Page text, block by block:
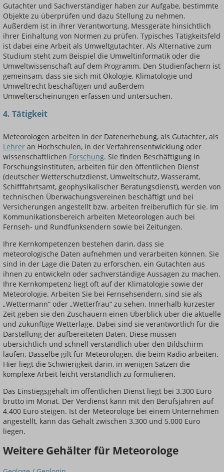
Gutachter und Sachverständiger haben zur Aufgabe, bestimmte
Objekte zu überprüfen und dazu Stellung zu nehmen.
Außerdem ist in ihrer Verantwortung, Messgeräte hinsichtlich
ihrer Einhaltung von Normen zu prüfen. Typisches Tätigkeitsfeld
ist dabei eine Arbeit als Umweltgutachter. Als Alternative zum
Studium steht zum Beispiel die Umweltinformatik oder die
Umweltwissenschaft auf dem Programm. Den Studienfächern ist
gemeinsam, dass sie sich mit Ökologie, Klimatologie und
Umweltrecht beschäftigen und außerdem
Umwelterscheinungen erfassen und untersuchen.
4. Tätigkeit
Meteorologen arbeiten in der Datenerhebung, als Gutachter, als
Lehrer an Hochschulen, in der Verfahrensentwicklung oder
wissenschaftlichen Forschung. Sie finden Beschäftigung in
Forschungsinstituten, arbeiten für den öffentlichen Dienst
(deutscher Wetterschutzdienst, Umweltschutz, Wasseramt,
Schifffahrtsamt, geophysikalischer Beratungsdienst), werden von
technischen Überwachungsvereinen beschäftigt und bei
Versicherungen angestellt bzw. arbeiten freiberuflich für sie. Im
Kommunikationsbereich arbeiten Meteorologen auch bei
Fernseh- und Rundfunksendern sowie bei Zeitungen.
Ihre Kernkompetenzen bestehen darin, dass sie
meteorologische Daten aufnehmen und verarbeiten können. Sie
sind in der Lage die Daten zu erforschen, ein Gutachten aus
ihnen zu entwickeln oder sachverständige Aussagen zu machen.
Ihre Kernkompetenz liegt oft auf der Klimatologie sowie der
Meteorologie. Arbeiten Sie bei Fernsehsendern, sind sie als
„Wettermann“ oder „Wetterfrau“ zu sehen. Innerhalb kürzester
Zeit geben sie den Zuschauern einen Überblick über die aktuelle
und zukünftige Wetterlage. Dabei sind sie verantwortlich für die
Darstellung der aufbereiteten Daten. Diese müssen
übersichtlich und schnell verständlich über den Bildschirm
laufen. Dasselbe gilt für Meteorologen, die beim Radio arbeiten.
Hier liegt die Schwierigkeit darin, in wenigen Sätzen die
komplexe Arbeit leicht verständlich zu formulieren.
Das Einstiegsgehalt im öffentlichen Dienst liegt bei 3.300 Euro
brutto im Monat. Der Verdienst kann mit den Berufsjahren auf
4.400 Euro steigen. Ist der Meteorologe bei einem Unternehmen
angestellt, kann das Gehalt zwischen 3.300 und 5.000 Euro
liegen.
Weitere Gehälter für Meteorologe